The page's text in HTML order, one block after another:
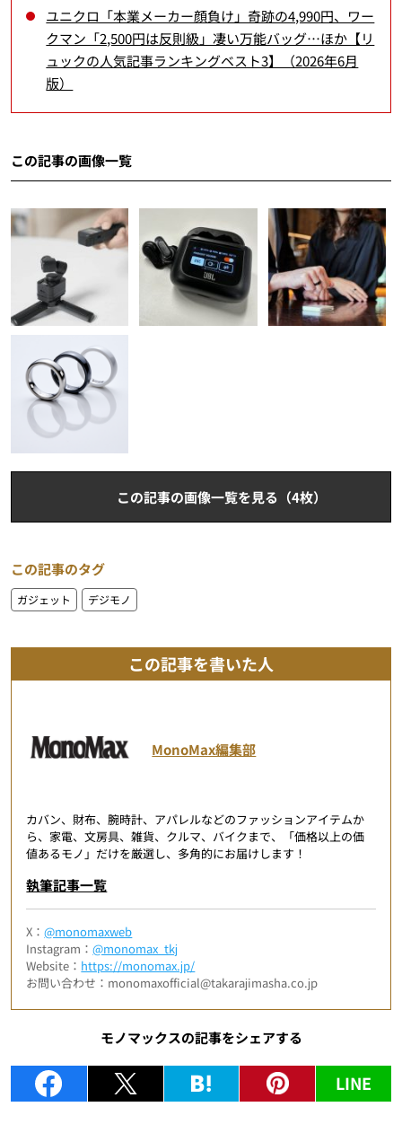
ユニクロ「本業メーカー顔負け」奇跡の4,990円、ワー
クマン「2,500円は反則級」凄い万能バッグ…ほか【リ
ュックの人気記事ランキングベスト3】（2026年6月
版）
この記事の画像一覧
この記事の画像一覧を見る（4枚）
この記事のタグ
ガジェット デジモノ
この記事を書いた人
MonoMax編集部
カバン、財布、腕時計、アパレルなどのファッションアイテムか
ら、家電、文房具、雑貨、クルマ、バイクまで、「価格以上の価
値あるモノ」だけを厳選し、多角的にお届けします！
執筆記事一覧
X：@monomaxweb
Instagram：@monomax_tkj
Website： https://monomax.jp/
お問い合わせ：monomaxofficial@takarajimasha.co.jp
モノマックスの記事をシェアする
LINE